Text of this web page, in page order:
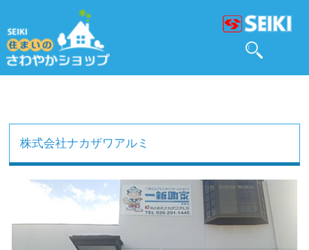
株式会社ナカザワアルミ